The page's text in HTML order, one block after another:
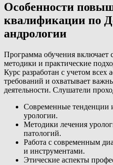
Особенности
квалификации по
андрологии
Программа обучения включает
методики и практические
Курс разработан с учетом
требований и охватывает
деятельности. Слушатели
Современные тенденции
урологии.
Методики лечения
патологий.
Работа с современным
и инструментами.
Этические аспекты